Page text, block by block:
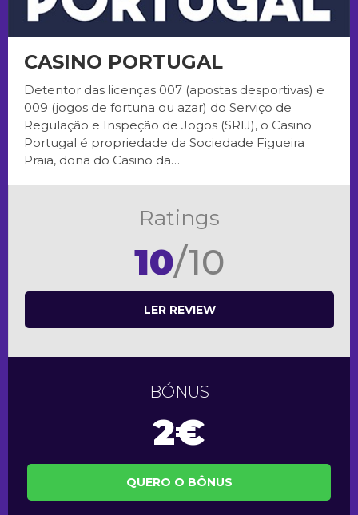
CASINO PORTUGAL
Detentor das licenças 007 (apostas desportivas) e
009 (jogos de fortuna ou azar) do Serviço de
Regulação e Inspeção de Jogos (SRIJ), o Casino
Portugal é propriedade da Sociedade Figueira
Praia, dona do Casino da…
Ratings
10/10
LER REVIEW
BÓNUS
2€
QUERO O BÔNUS